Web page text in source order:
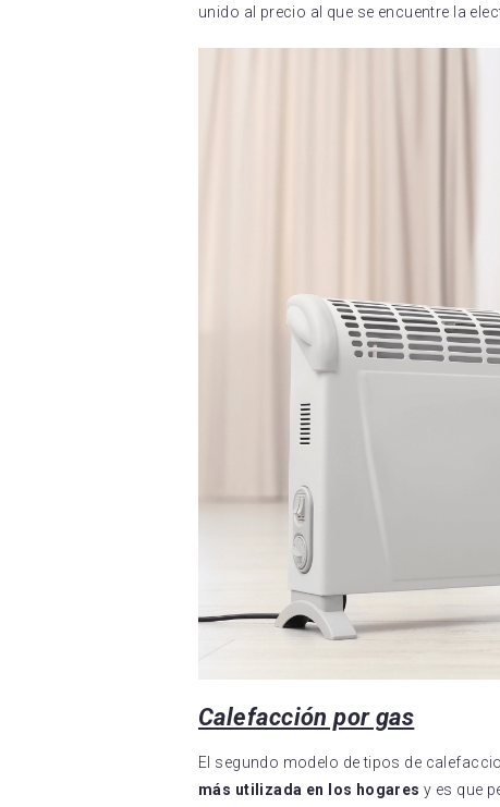
unido al precio al que se encuentre la
Calefacción por gas
El segundo modelo de tipos de
más utilizada en los hogares y es que